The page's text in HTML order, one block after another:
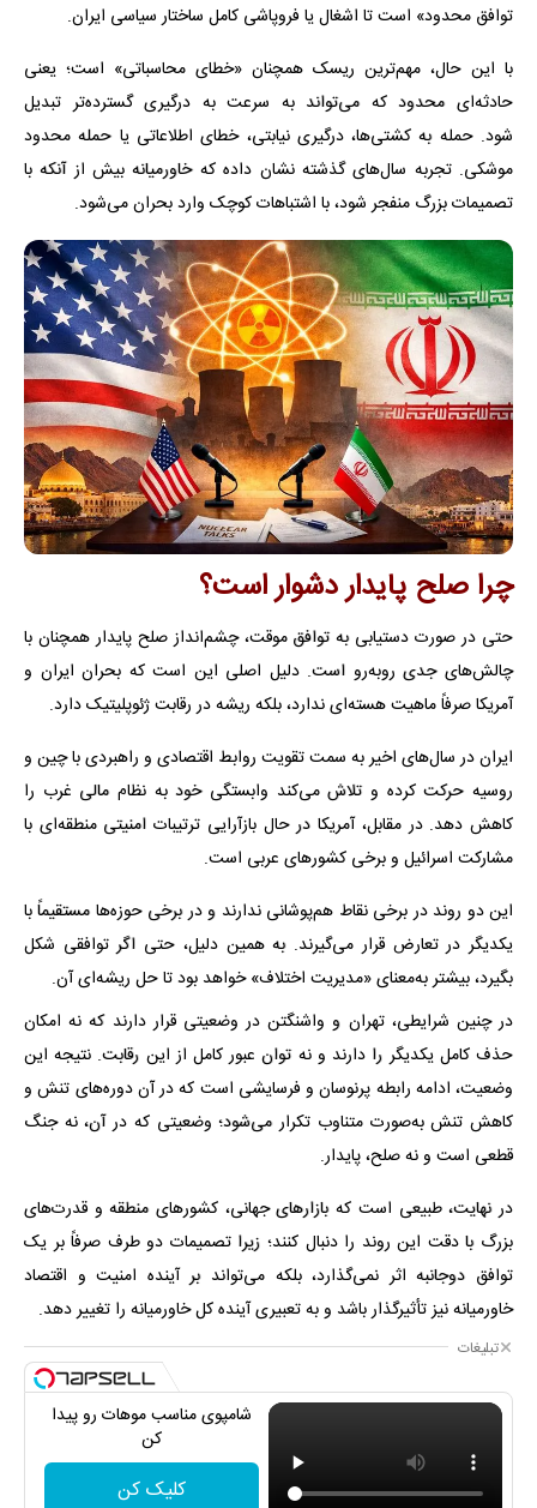
توافق محدود» است تا اشغال یا فروپاشی کامل ساختار سیاسی ایران.
با این حال، مهم‌ترین ریسک همچنان «خطای محاسباتی» است؛ یعنی
حادثه‌ای محدود که می‌تواند به سرعت به درگیری گسترده‌تر تبدیل
شود. حمله به کشتی‌ها، درگیری نیابتی، خطای اطلاعاتی یا حمله محدود
موشکی. تجربه سال‌های گذشته نشان داده که خاورمیانه بیش از آنکه با
تصمیمات بزرگ منفجر شود، با اشتباهات کوچک وارد بحران می‌شود.
چرا صلح پایدار دشوار است؟
حتی در صورت دستیابی به توافق موقت، چشم‌انداز صلح پایدار همچنان با
چالش‌های جدی روبه‌رو است. دلیل اصلی این است که بحران ایران و
آمریکا صرفاً ماهیت هسته‌ای ندارد، بلکه ریشه در رقابت ژئوپلیتیک دارد.
ایران در سال‌های اخیر به سمت تقویت روابط اقتصادی و راهبردی با چین و
روسیه حرکت کرده و تلاش می‌کند وابستگی خود به نظام مالی غرب را
کاهش دهد. در مقابل، آمریکا در حال بازآرایی ترتیبات امنیتی منطقه‌ای با
مشارکت اسرائیل و برخی کشورهای عربی است.
این دو روند در برخی نقاط هم‌پوشانی ندارند و در برخی حوزه‌ها مستقیماً با
یکدیگر در تعارض قرار می‌گیرند. به همین دلیل، حتی اگر توافقی شکل
بگیرد، بیشتر به‌معنای «مدیریت اختلاف» خواهد بود تا حل ریشه‌ای آن.
در چنین شرایطی، تهران و واشنگتن در وضعیتی قرار دارند که نه امکان
حذف کامل یکدیگر را دارند و نه توان عبور کامل از این رقابت. نتیجه این
وضعیت، ادامه رابطه پرنوسان و فرسایشی است که در آن دوره‌های تنش و
کاهش تنش به‌صورت متناوب تکرار می‌شود؛ وضعیتی که در آن، نه جنگ
قطعی است و نه صلح، پایدار.
در نهایت، طبیعی است که بازارهای جهانی، کشورهای منطقه و قدرت‌های
بزرگ با دقت این روند را دنبال کنند؛ زیرا تصمیمات دو طرف صرفاً بر یک
توافق دوجانبه اثر نمی‌گذارد، بلکه می‌تواند بر آینده امنیت و اقتصاد
خاورمیانه نیز تأثیرگذار باشد و به تعبیری آینده کل خاورمیانه را تغییر دهد.
تبلیغات
شامپوی مناسب موهات رو پیدا
کن
کلیک کن